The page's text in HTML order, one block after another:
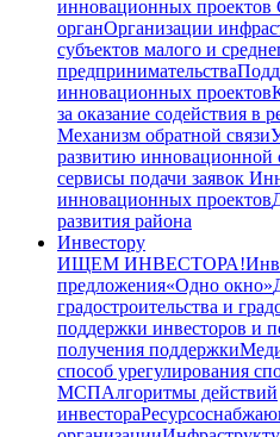
инновационных проектов
органОрганизации
субъектов малого и
предпринимательства
инновационных проектов
за оказание содействия в
Механизм обратной связи
развитию инновационной
сервисы подачи заявок
инновационных проектов
развития района
Инвестору
ИЩЕМ ИНВЕСТОРА!
предложения«Одно окно»
градостроительства и
поддержки инвесторов и
получения поддержки
способ урегулирования
МСПАлгоритмы действий
инвестора